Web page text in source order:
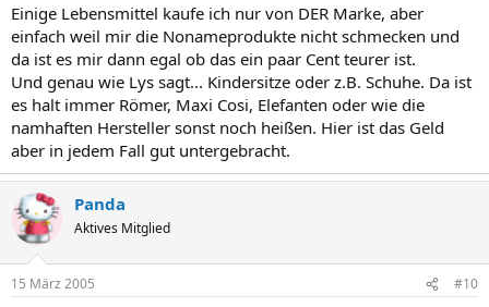
Einige Lebensmittel kaufe ich nur von DER Marke, aber
einfach weil mir die Nonameprodukte nicht schmecken und
da ist es mir dann egal ob das ein paar Cent teurer ist.
Und genau wie Lys sagt... Kindersitze oder z.B. Schuhe. Da ist
es halt immer Römer, Maxi Cosi, Elefanten oder wie die
namhaften Hersteller sonst noch heißen. Hier ist das Geld
aber in jedem Fall gut untergebracht.
Panda
Aktives Mitglied
15 März 2005 #10